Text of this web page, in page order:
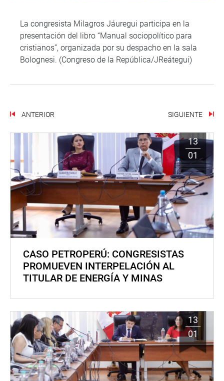
La congresista Milagros Jáuregui participa en la
presentación del libro “Manual sociopolítico para
cristianos”, organizada por su despacho en la sala
Bolognesi. (Congreso de la República/JReátegui)
ANTERIOR SIGUIENTE
13
01
CASO PETROPERÚ: CONGRESISTAS
PROMUEVEN INTERPELACIÓN AL
TITULAR DE ENERGÍA Y MINAS
13
01